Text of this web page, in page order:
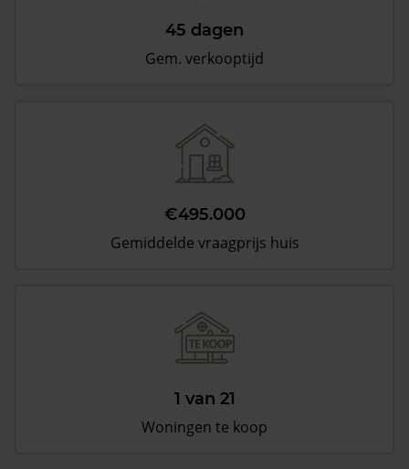
45 dagen
Gem. verkooptijd
€495.000
Gemiddelde vraagprijs huis
1 van 21
Woningen te koop